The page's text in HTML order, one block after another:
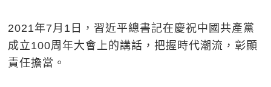
2021年7月1日，習近平總書記在慶祝中國共產黨
成立100周年大會上的講話，把握時代潮流，彰顯
責任擔當。